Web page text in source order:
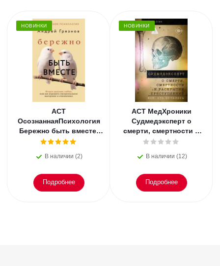
НОВИНКИ
АСТ
ОсознаннаяПсихология
Бережно быть вместе.
Второе дыхание любви,
эмоциональное
В наличии (2)
Подробнее
НОВИНКИ
АСТ МедХроники
Судмедэксперт о
смерти, смертности и
раскрытии
осталось. Блэк
В наличии (12)
Подробнее